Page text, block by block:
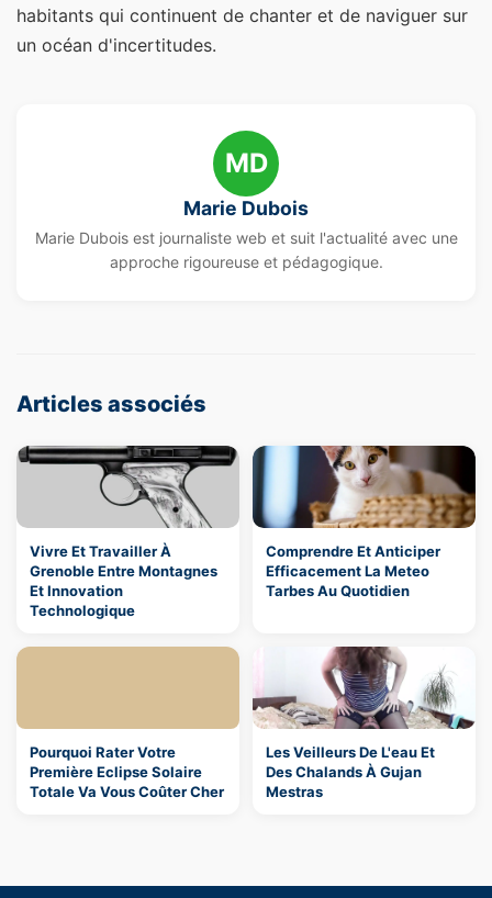
habitants qui continuent de chanter et de naviguer sur
un océan d'incertitudes.
MD
Marie Dubois
Marie Dubois est journaliste web et suit l'actualité avec une
approche rigoureuse et pédagogique.
Articles associés
Vivre Et Travailler À
Grenoble Entre Montagnes
Et Innovation
Technologique
Comprendre Et Anticiper
Efficacement La Meteo
Tarbes Au Quotidien
Pourquoi Rater Votre
Première Eclipse Solaire
Totale Va Vous Coûter Cher
Les Veilleurs De L'eau Et
Des Chalands À Gujan
Mestras